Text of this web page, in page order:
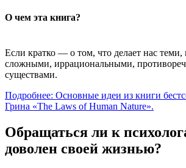
О чем эта книга?
Если кратко — о том, что делает нас
сложными, иррациональными,
существами.
Подробнее: Основные идеи из книги
Грина «The Laws of Human Nature».
Обращаться ли к
доволен своей жизнью?